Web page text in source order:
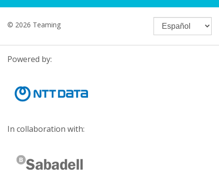
© 2026 Teaming
Powered by:
In collaboration with: